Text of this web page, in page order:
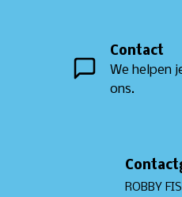
Contact
We helpen
ons.
ROBBY